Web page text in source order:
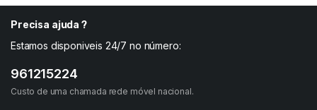
Precisa ajuda ?
Estamos disponiveis 24/7 no número:
961215224
Custo de uma chamada rede móvel nacional.